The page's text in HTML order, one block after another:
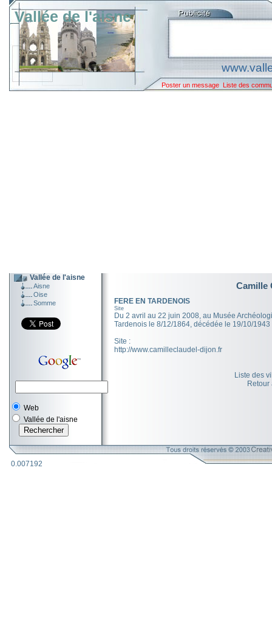
Vallée de l'aisne
Poster un message Liste des
Vallée de l'aisne
Aisne
Oise
Somme
Web
Vallée de l'aisne
Camille
FERE EN TARDENOIS
Site
Du 2 avril au 22 juin 2008, au Musée
Tardenois le 8/12/1864, décédée le 19/10/
Site :
http://www.camilleclaudel-dijon.fr
Liste des
Retour
0.007192